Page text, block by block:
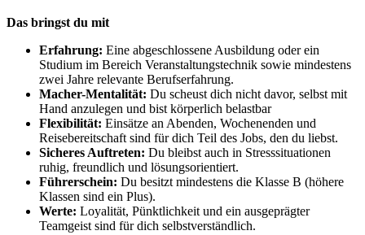
Das bringst du mit
Erfahrung: Eine abgeschlossene Ausbildung oder ein
Studium im Bereich Veranstaltungstechnik sowie mindestens
zwei Jahre relevante Berufserfahrung.
Macher-Mentalität: Du scheust dich nicht davor, selbst mit
Hand anzulegen und bist körperlich belastbar
Flexibilität: Einsätze an Abenden, Wochenenden und
Reisebereitschaft sind für dich Teil des Jobs, den du liebst.
Sicheres Auftreten: Du bleibst auch in Stresssituationen
ruhig, freundlich und lösungsorientiert.
Führerschein: Du besitzt mindestens die Klasse B (höhere
Klassen sind ein Plus).
Werte: Loyalität, Pünktlichkeit und ein ausgeprägter
Teamgeist sind für dich selbstverständlich.